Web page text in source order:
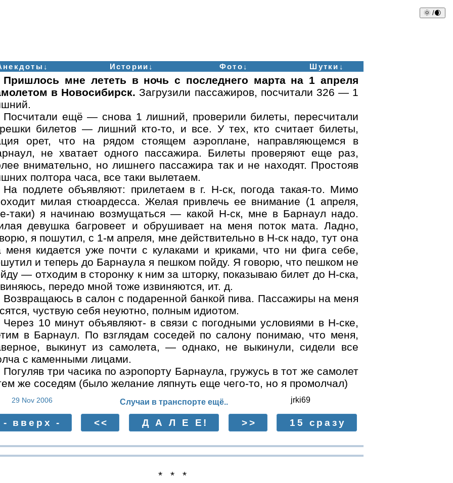
🌞 /🌒
Истории↓ Фото↓ Шутки↓
Пришлось мне лететь в ночь с последнего марта на 1 апреля
в Новосибирск. Загрузили пассажиров, посчитали 326 — 1
Посчитали ещё — снова 1 лишний, проверили билеты, пересчитали
билетов — лишний кто-то, и все. У тех, кто считает билеты,
орет, что на рядом стоящем аэроплане, направляющемся в
не хватает одного пассажира. Билеты проверяют еще раз,
внимательно, но лишнего пассажира так и не находят. Простояв
полтора часа, все таки вылетаем.
На подлете объявляют: прилетаем в г. Н-ск, погода такая-то. Мимо
милая стюардесса. Желая привлечь ее внимание (1 апреля,
таки) я начинаю возмущаться — какой Н-ск, мне в Барнаул надо.
девушка багровеет и обрушивает на меня поток мата. Ладно,
я пошутил, с 1-м апреля, мне действительно в Н-ск надо, тут она
меня кидается уже почти с кулаками и криками, что ни фига себе,
и теперь до Барнаула я пешком пойду. Я говорю, что пешком не
— отходим в сторонку к ним за шторку, показываю билет до Н-ска,
передо мной тоже извиняются, ит. д.
Возвращаюсь в салон с подаренной банкой пива. Пассажиры на меня
чуствую себя неуютно, полным идиотом.
Через 10 минут объявляют- в связи с погодными условиями в Н-ске,
в Барнаул. По взглядам соседей по салону понимаю, что меня,
выкинут из самолета, — однако, не выкинули, сидели все
с каменными лицами.
Погуляв три часика по аэропорту Барнаула, гружусь в тот же самолет
же соседям (было желание ляпнуть еще чего-то, но я промолчал)
29 Nov 2006 Случаи в транспорте ещё.. jrki69
- вверх - << Д А Л Е Е! >> 15 сразу
* * *